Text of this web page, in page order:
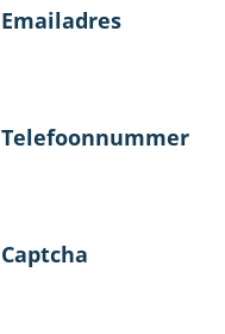
Emailadres
Telefoonnummer
Captcha